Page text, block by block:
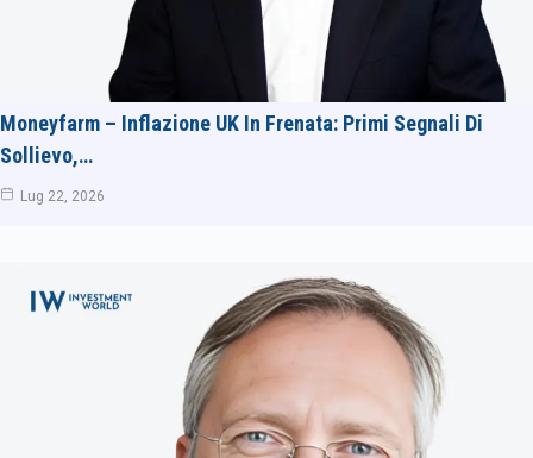
Moneyfarm – Inflazione UK In Frenata: Primi Segnali Di
Sollievo,…
Lug 22, 2026